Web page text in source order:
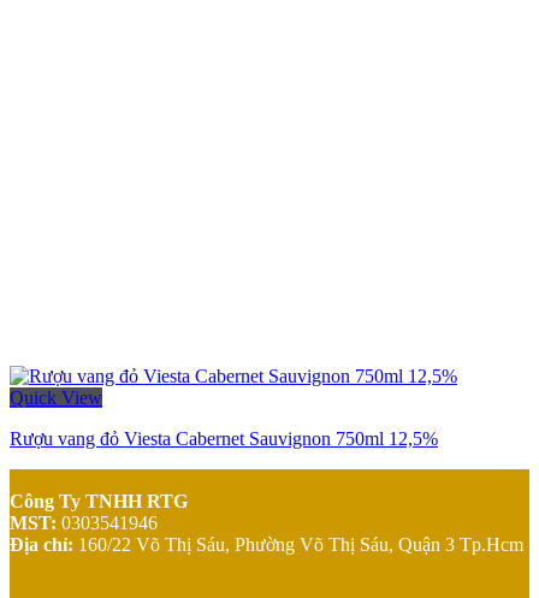
Quick View
Rượu vang đỏ Viesta Cabernet Sauvignon 750ml 12,5%
Công Ty TNHH RTG
MST: 0303541946
Địa chỉ: 160/22 Võ Thị Sáu, Phường Võ Thị Sáu, Quận 3 Tp.Hcm